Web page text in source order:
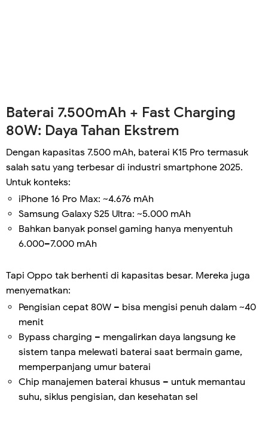
Baterai 7.500mAh + Fast Charging
80W: Daya Tahan Ekstrem
Dengan kapasitas 7.500 mAh, baterai K15 Pro termasuk
salah satu yang terbesar di industri smartphone 2025.
Untuk konteks:
iPhone 16 Pro Max: ~4.676 mAh
Samsung Galaxy S25 Ultra: ~5.000 mAh
Bahkan banyak ponsel gaming hanya menyentuh
6.000–7.000 mAh
Tapi Oppo tak berhenti di kapasitas besar. Mereka juga
menyematkan:
Pengisian cepat 80W – bisa mengisi penuh dalam ~40
menit
Bypass charging – mengalirkan daya langsung ke
sistem tanpa melewati baterai saat bermain game,
memperpanjang umur baterai
Chip manajemen baterai khusus – untuk memantau
suhu, siklus pengisian, dan kesehatan sel